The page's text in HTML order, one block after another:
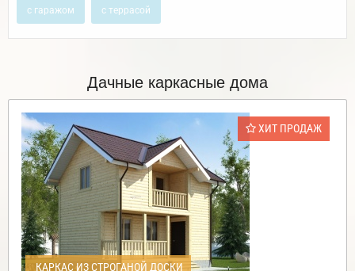
с гаражом с террасой
Дачные каркасные дома
ХИТ ПРОДАЖ
КАРКАС ИЗ СТРОГАНОЙ ДОСКИ